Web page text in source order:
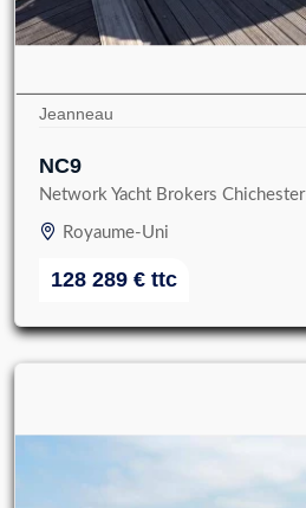
Jeanneau
NC9
Network Yacht Brokers Chichester
Royaume-Uni
128 289 € ttc